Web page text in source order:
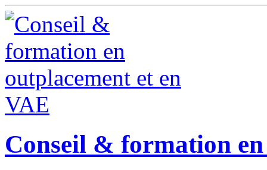
Conseil & formation